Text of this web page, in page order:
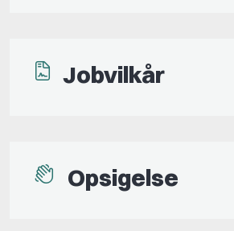
Jobvilkår
Opsigelse